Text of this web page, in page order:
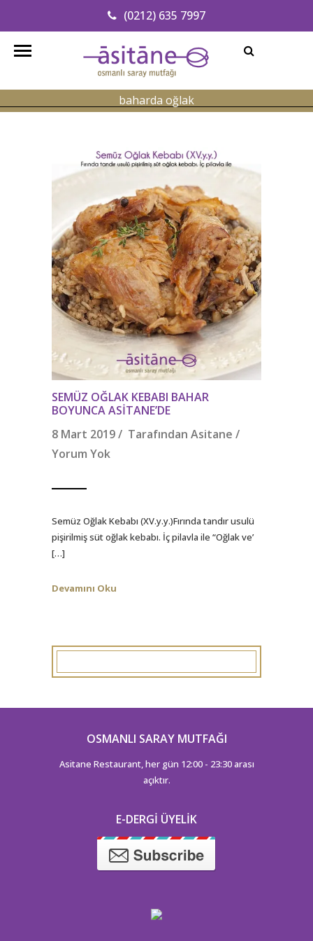
(0212) 635 7997
Adresimizi Bulun
info@asitanerestaurant.com
baharda oğlak
SEMÜZ OĞLAK KEBABI BAHAR
BOYUNCA ASITANE’DE
8 Mart 2019 / Tarafından Asitane /
Yorum Yok
Semüz Oğlak Kebabı (XV.y.y.)Fırında tandır usulü
pişirilmiş süt oğlak kebabı. İç pilavla ile “Oğlak ve’
[…]
Devamını Oku
OSMANLI SARAY MUTFAĞI
Asitane Restaurant, her gün 12:00 - 23:30 arası
açıktır.
E-DERGI ÜYELIK